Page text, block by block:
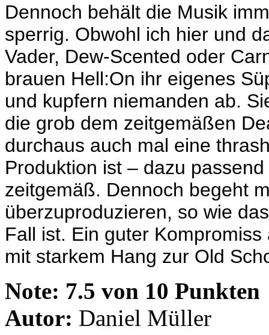
Dennoch behält die Musik
sperrig. Obwohl ich hier und
Vader, Dew-Scented oder
brauen Hell:On ihr eigenes
und kupfern niemanden ab.
die grob dem zeitgemäßen
durchaus auch mal eine
Produktion ist – dazu
zeitgemäß. Dennoch begeht
überzuproduzieren, so wie
Fall ist. Ein guter
mit starkem Hang zur Old
Note: 7.5 von 10 Punkten
Autor: Daniel Müller